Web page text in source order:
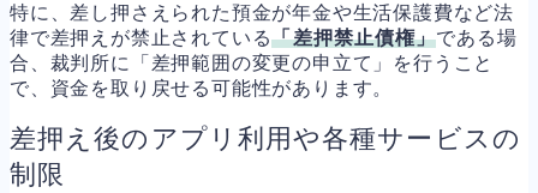
特に、差し押さえられた預金が年金や生活保護費など法
律で差押えが禁止されている「差押禁止債権」である場
合、裁判所に「差押範囲の変更の申立て」を行うこと
で、資金を取り戻せる可能性があります。
差押え後のアプリ利用や各種サービスの
制限